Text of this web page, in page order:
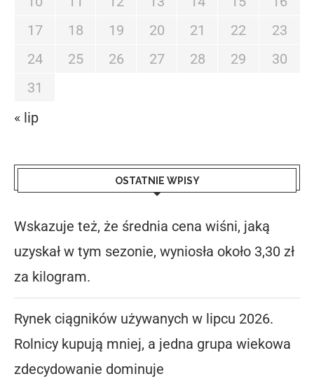
17
18 19 20 21 22
23
24
25 26 27 28 29
30
31
« lip
OSTATNIE WPISY
Wskazuje też, że średnia cena wiśni, jaką
uzyskał w tym sezonie, wyniosła około 3,30 zł
za kilogram.
Rynek ciągników używanych w lipcu 2026.
Rolnicy kupują mniej, a jedna grupa wiekowa
zdecydowanie dominuje